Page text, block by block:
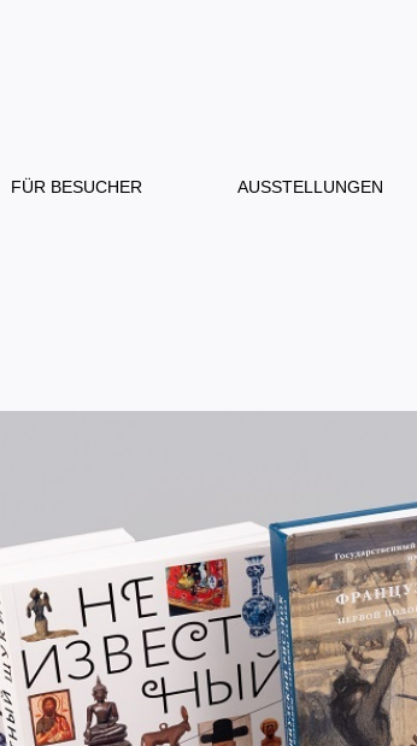
FÜR BESUCHER AUSSTELLUNGEN